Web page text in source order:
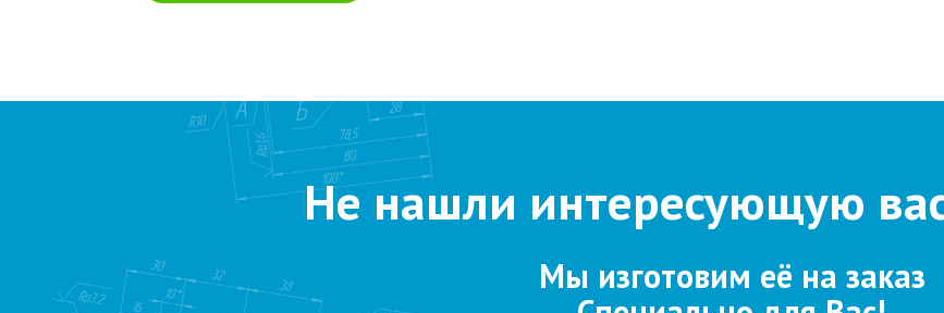
Не нашли интересующую
Мы изготовим её на заказ